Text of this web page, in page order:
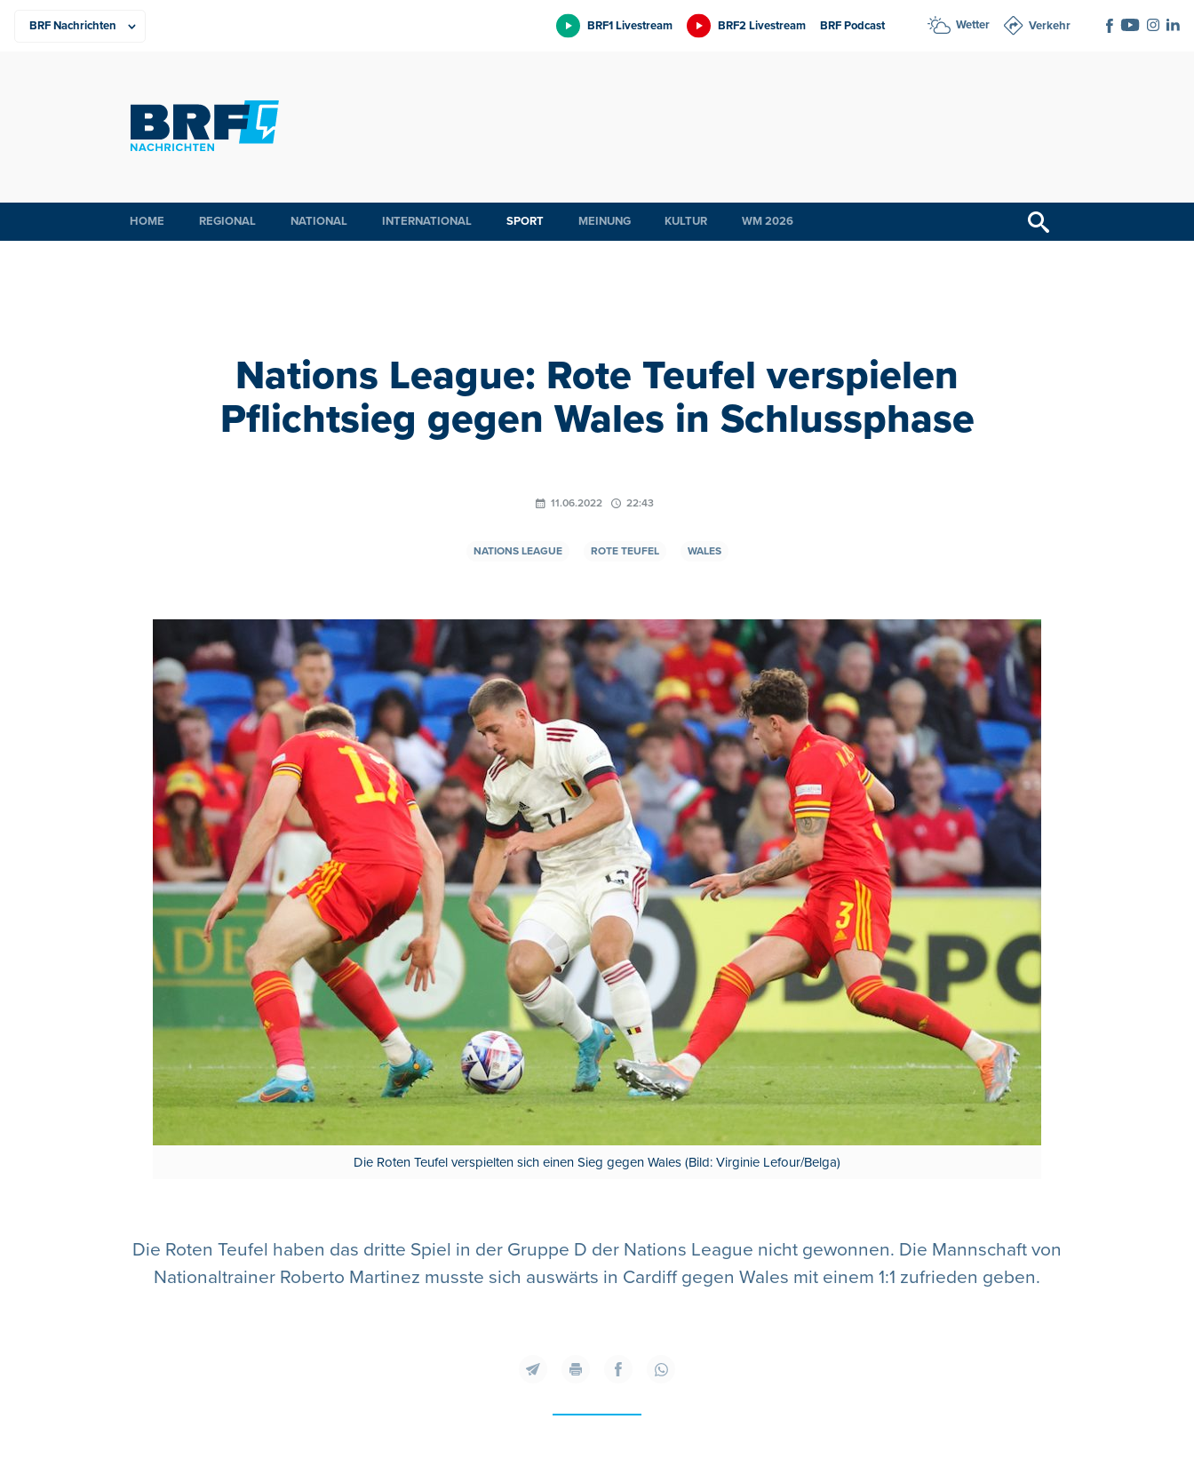
BRF1 Livestream BRF2 Livestream BRF Podcast Wetter Verkehr
HOME REGIONAL NATIONAL INTERNATIONAL SPORT MEINUNG KULTUR WM 2026
Nations League: Rote Teufel verspielen
Pflichtsieg gegen Wales in Schlussphase
11.06.2022 22:43
NATIONS LEAGUE ROTE TEUFEL WALES
Die Roten Teufel verspielten sich einen Sieg gegen Wales (Bild: Virginie Lefour/Belga)
Die Roten Teufel haben das dritte Spiel in der Gruppe D der Nations League nicht gewonnen. Die Mannschaft von
Nationaltrainer Roberto Martinez musste sich auswärts in Cardiff gegen Wales mit einem 1:1 zufrieden geben.